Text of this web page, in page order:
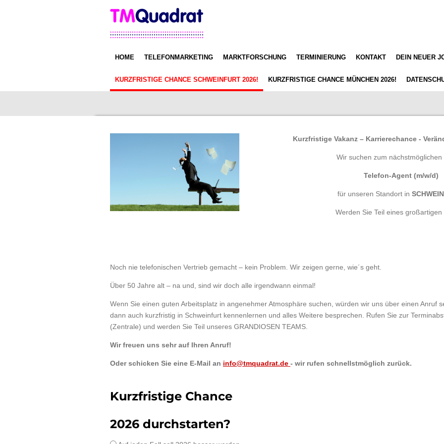
HOME TELEFONMARKETING MARKTFORSCHUNG TERMINIERUNG KONTAKT DEIN NEUER
KURZFRISTIGE CHANCE SCHWEINFURT 2026! KURZFRISTIGE CHANCE MÜNCHEN 2026!
Kurzfristige Vakanz – Karrierechance -
Wir suchen zum nächstmöglichen
Telefon-Agent (m/w/d)
für unseren Standort in
Werden Sie Teil eines großartigen
Noch nie telefonischen Vertrieb gemacht – kein Problem. Wir zeigen gerne, wie´s geht.
Über 50 Jahre alt – na und, sind wir doch alle irgendwann einmal!
Wenn Sie einen guten Arbeitsplatz in angenehmer Atmosphäre suchen, würden wir uns über einen Anruf
dann auch kurzfristig in Schweinfurt kennenlernen und alles Weitere besprechen. Rufen Sie zur
(Zentrale) und werden Sie Teil unseres GRANDIOSEN TEAMS.
Wir freuen uns sehr auf Ihren Anruf!
Oder schicken Sie eine E-Mail an info@tmquadrat.de - wir rufen schnellstmöglich zurück.
Kurzfristige Chance
2026 durchstarten?